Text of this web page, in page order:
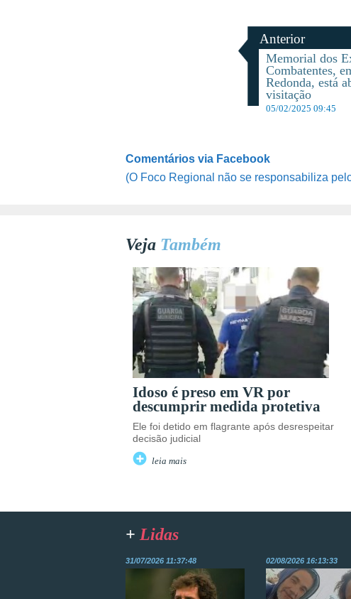
Anterior
Memorial dos
Combatentes,
Redonda, está
visitação
05/02/2025 09:45
Comentários via Facebook
(O Foco Regional não se responsabiliza
Veja Também
Idoso é preso em VR por
descumprir medida protetiva
Ele foi detido em flagrante após desrespeitar
decisão judicial
leia mais
+ Lidas
31/07/2026 11:37:48 02/08/2026 16:13:33